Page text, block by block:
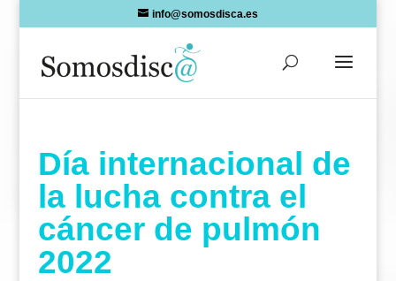
info@somosdisca.es
Día internacional de
la lucha contra el
cáncer de pulmón
2022